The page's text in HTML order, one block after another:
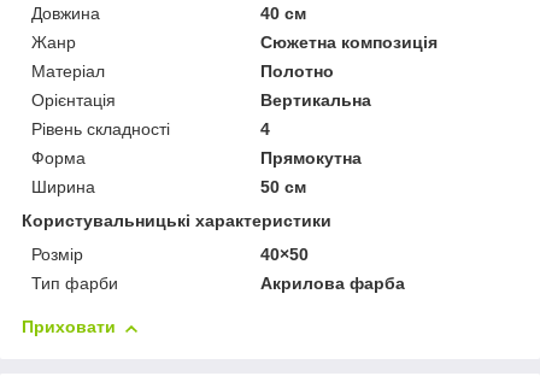
Довжина
40 см
Жанр
Сюжетна композиція
Матеріал
Полотно
Орієнтація
Вертикальна
Рівень складності
4
Форма
Прямокутна
Ширина
50 см
Користувальницькі характеристики
Розмір
40×50
Тип фарби
Акрилова фарба
Приховати